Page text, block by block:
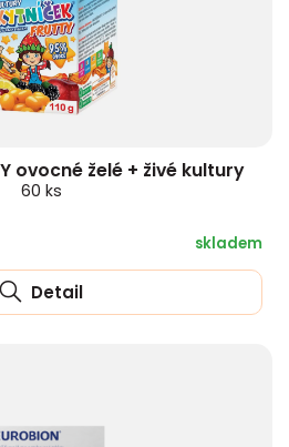
ovocné želé + živé kultury
60 ks
skladem
Detail